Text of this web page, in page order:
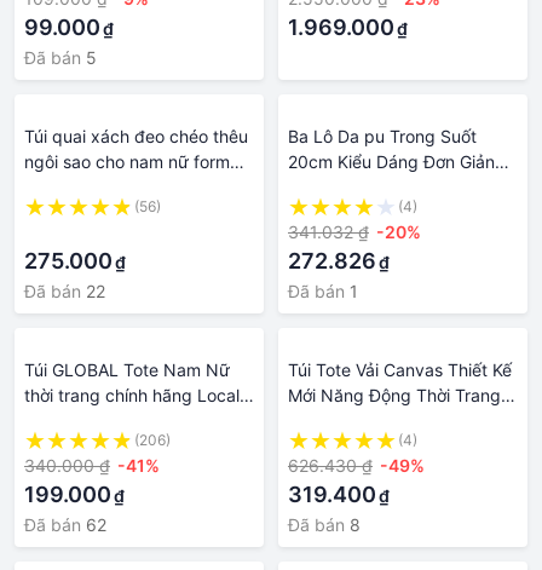
99.000₫
Đã bán 5
1.969.000₫
Túi quai xách đeo chéo thêu
ngôi sao cho nam nữ form
Tuyên
(56)
275.000₫
Đã bán 22
Ba Lô Da pu Trong Suốt
20cm Kiểu Dáng Đơn Giản
Nữ，túi đeo chéo，balo，
balo nữ，ví nữ，ví cầm tay
nữ，túi đeo chéo nam，ví nữ
mini，túi tote，Ví，túi，túi
đeo chéo nữ
(4)
341.032 ₫ -20%
272.826₫
Đã bán 1
Túi GLOBAL Tote Nam Nữ
thời trang chính hãng Local
(206)
340.000 ₫ -41%
199.000₫
Đã bán 62
Túi Tote Vải Canvas Thiết Kế
Mới Năng Động Thời Trang
(4)
626.430 ₫ -49%
319.400₫
Đã bán 8